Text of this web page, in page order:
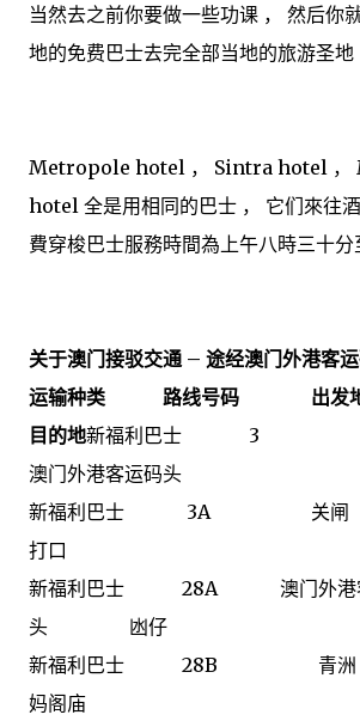
当然去之前你要做一些功课 ， 然后你
地的免费巴士去完全部当地的旅游圣地
Metropole hotel ， Sintra hotel
hotel 全是用相同的巴士 ， 它们來往
費穿梭巴士服務時間為上午八時三十
关于澳门接驳交通 – 途经澳门外港客
运输种类 路线号码
目的地新福利巴士
澳门外港客运码头
新福利巴士 3A
打口
新福利巴士 28A 澳门外港
头 凼仔
新福利巴士
妈阁庙